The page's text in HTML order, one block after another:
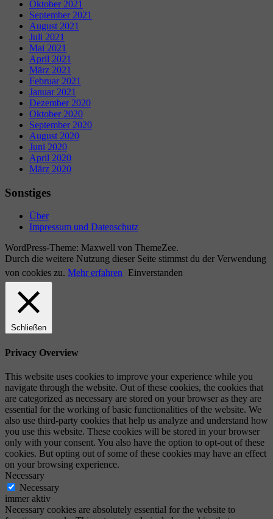
Oktober 2021
September 2021
August 2021
Juli 2021
Mai 2021
April 2021
März 2021
Februar 2021
Januar 2021
Dezember 2020
Oktober 2020
September 2020
August 2020
Juni 2020
April 2020
März 2020
Sonstiges
Über
Impressum und Datenschutz
WordPress-Theme: Maxwell von ThemeZee.
Durch die weitere Nutzung dieser Seite stimmst du der Verwendung
von cookies zu. Mehr erfahren Einverstanden
Schließen
Privacy Overview
This website uses cookies to improve your experience while you
navigate through the website. Out of these cookies, the cookies that
are categorized as necessary are stored on your browser as they are
essential for the working of basic functionalities of the website. We
also use third-party cookies that help us analyze and understand how
you use this website. These cookies will be stored in your browser
only with your consent. You also have the option to opt-out of these
cookies. But opting out of some of these cookies may have an effect
on your browsing experience.
Necessary
Necessary
immer aktiv
Necessary cookies are absolutely essential for the website to